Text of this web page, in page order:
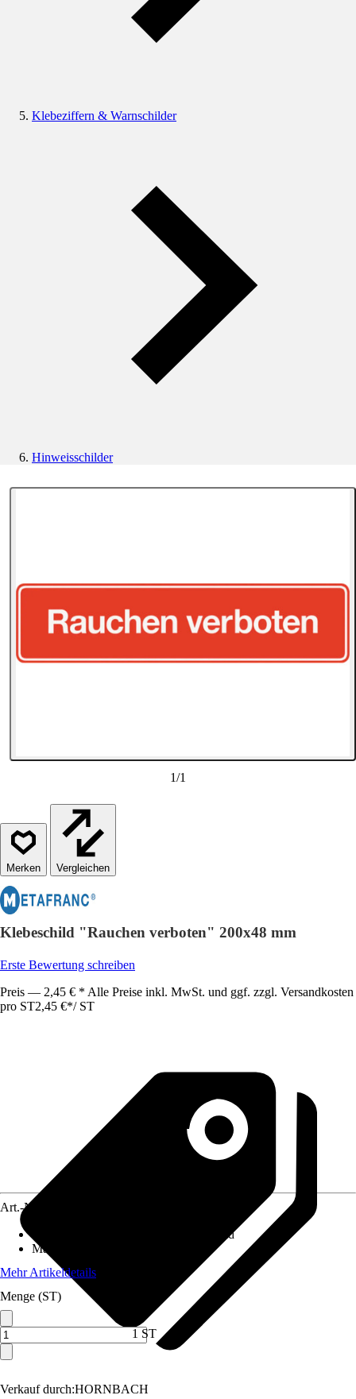
Klebeziffern & Warnschilder
Hinweisschilder
1/1
Vergleichen
Klebeschild "Rauchen verboten" 200x48 mm
Erste Bewertung schreiben
Preis — 2,45 € * Alle Preise inkl. MwSt. und ggf. zzgl. Versandkosten
pro ST2,45 €*/ ST
Verkauf durch:HORNBACH
Art.-Nr.
Hinweisschild, Verbotsschild
Material
Mehr Artikeldetails
Menge (ST)
1 ST